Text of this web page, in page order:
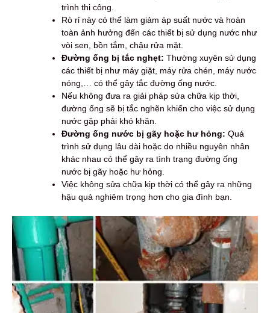
trình thi công.
Rò rỉ này có thể làm giảm áp suất nước và hoàn
toàn ảnh hưởng đến các thiết bị sử dụng nước như
vòi sen, bồn tắm, chậu rửa mặt.
Đường ống bị tắc nghẹt: Thường xuyên sử dụng
các thiết bị như máy giặt, máy rửa chén, máy nước
nóng,… có thể gây tắc đường ống nước.
Nếu không đưa ra giải pháp sửa chữa kịp thời,
đường ống sẽ bị tắc nghẽn khiến cho việc sử dụng
nước gặp phải khó khăn.
Đường ống nước bị gãy hoặc hư hỏng: Quá
trình sử dụng lâu dài hoặc do nhiều nguyên nhân
khác nhau có thể gây ra tình trạng đường ống
nước bị gãy hoặc hư hỏng.
Việc không sửa chữa kịp thời có thể gây ra những
hậu quả nghiêm trọng hơn cho gia đình bạn.